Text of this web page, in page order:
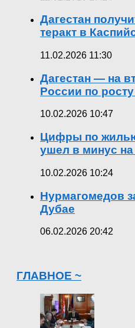
Дагестан
теракт в
11.02.2026 11:30
Дагестан — на
России по
10.02.2026 10:47
Цифры по
ушел в минус на
10.02.2026 10:24
Нурмагомедов
Дубае
06.02.2026 20:42
ГЛАВНОЕ ~